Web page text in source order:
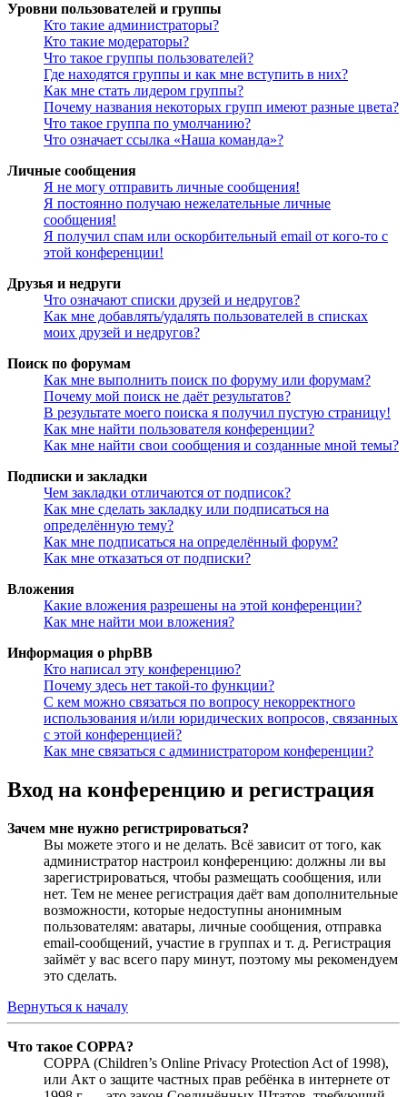
Уровни пользователей и группы
Кто такие администраторы?
Кто такие модераторы?
Что такое группы пользователей?
Где находятся группы и как мне вступить в них?
Как мне стать лидером группы?
Почему названия некоторых групп имеют разные цвета?
Что такое группа по умолчанию?
Что означает ссылка «Наша команда»?
Личные сообщения
Я не могу отправить личные сообщения!
Я постоянно получаю нежелательные личные
сообщения!
Я получил спам или оскорбительный email от кого-то с
этой конференции!
Друзья и недруги
Что означают списки друзей и недругов?
Как мне добавлять/удалять пользователей в списках
моих друзей и недругов?
Поиск по форумам
Как мне выполнить поиск по форуму или форумам?
Почему мой поиск не даёт результатов?
В результате моего поиска я получил пустую страницу!
Как мне найти пользователя конференции?
Как мне найти свои сообщения и созданные мной темы?
Подписки и закладки
Чем закладки отличаются от подписок?
Как мне сделать закладку или подписаться на
определённую тему?
Как мне подписаться на определённый форум?
Как мне отказаться от подписки?
Вложения
Какие вложения разрешены на этой конференции?
Как мне найти мои вложения?
Информация о phpBB
Кто написал эту конференцию?
Почему здесь нет такой-то функции?
С кем можно связаться по вопросу некорректного
использования и/или юридических вопросов, связанных
с этой конференцией?
Как мне связаться с администратором конференции?
Вход на конференцию и регистрация
Зачем мне нужно регистрироваться?
Вы можете этого и не делать. Всё зависит от того, как
администратор настроил конференцию: должны ли вы
зарегистрироваться, чтобы размещать сообщения, или
нет. Тем не менее регистрация даёт вам дополнительные
возможности, которые недоступны анонимным
пользователям: аватары, личные сообщения, отправка
email-сообщений, участие в группах и т. д. Регистрация
займёт у вас всего пару минут, поэтому мы рекомендуем
это сделать.
Вернуться к началу
Что такое COPPA?
COPPA (Children’s Online Privacy Protection Act of 1998),
или Акт о защите частных прав ребёнка в интернете от